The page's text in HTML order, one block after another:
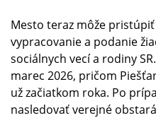
Mesto teraz môže
vypracovanie a podanie
sociálnych vecí a rodiny
marec 2026, pričom
už začiatkom roka. Po
nasledovať verejné